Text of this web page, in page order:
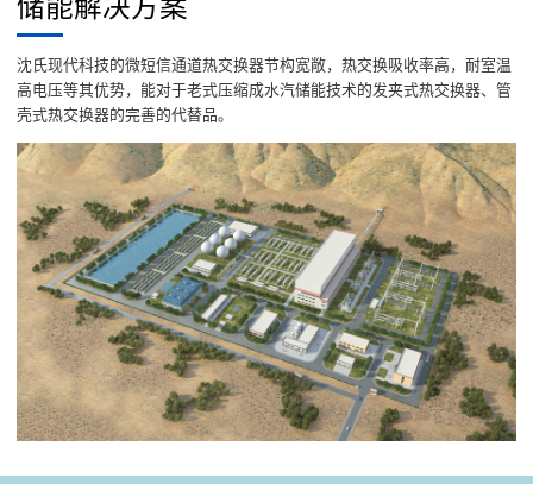
储能解决方案
沈氏现代科技的微短信通道热交换器节构宽敞，热交换吸收率高，耐室温
高电压等其优势，能对于老式压缩成水汽储能技术的发夹式热交换器、管
壳式热交换器的完善的代替品。